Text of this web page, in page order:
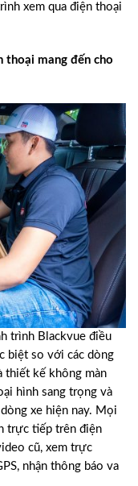
xem qua điện thoại
thoại mang đến cho
trình Blackvue điều
biệt so với các dòng
thiết kế không màn
hình sang trọng và
xe hiện nay. Mọi
trực tiếp trên điện
cũ, xem trực
nhận thông báo va